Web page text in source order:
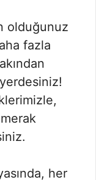
olduğunuz
fazla
her